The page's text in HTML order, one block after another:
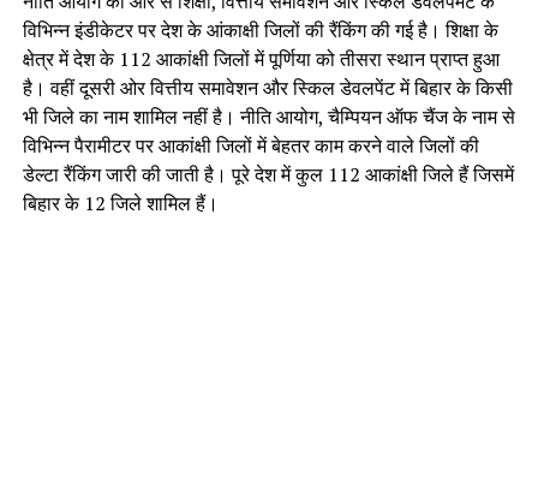
विभिन्न इंडीकेटर पर देश के आंकाक्षी जिलों की रैंकिंग की गई है। शिक्षा के
क्षेत्र में देश के 112 आकांक्षी जिलों में पूर्णिया को तीसरा स्थान प्राप्त हुआ
है। वहीं दूसरी ओर वित्तीय समावेशन और स्किल डेवलपेंट में बिहार के किसी
भी जिले का नाम शामिल नहीं है। नीति आयोग, चैम्पियन ऑफ चैंज के नाम से
विभिन्न पैरामीटर पर आकांक्षी जिलों में बेहतर काम करने वाले जिलों की
डेल्टा रैंकिंग जारी की जाती है। पूरे देश में कुल 112 आकांक्षी जिले हैं जिसमें
बिहार के 12 जिले शामिल हैं।